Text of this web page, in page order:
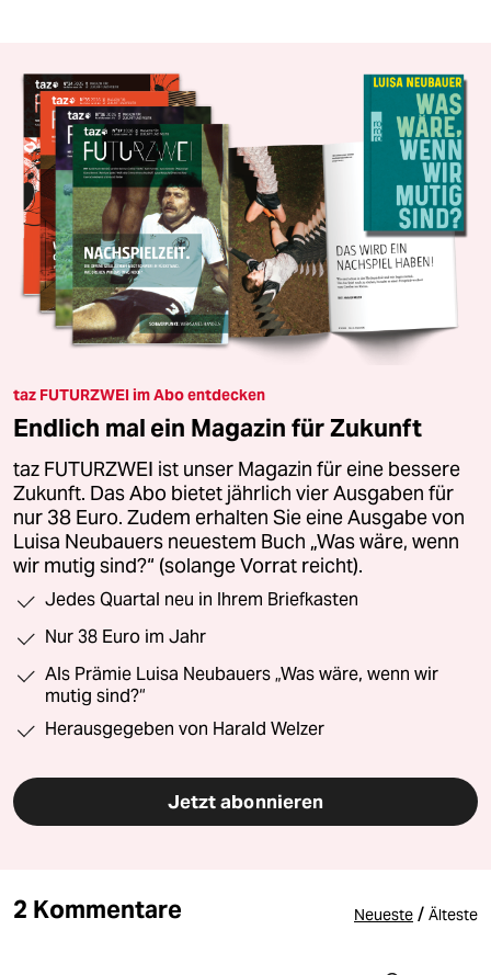
taz FUTURZWEI im Abo entdecken
Endlich mal ein Magazin für Zukunft
taz FUTURZWEI ist unser Magazin für eine bessere
Zukunft. Das Abo bietet jährlich vier Ausgaben für
nur 38 Euro. Zudem erhalten Sie eine Ausgabe von
Luisa Neubauers neuestem Buch „Was wäre, wenn
wir mutig sind?“ (solange Vorrat reicht).
Jedes Quartal neu in Ihrem Briefkasten
Nur 38 Euro im Jahr
Als Prämie Luisa Neubauers „Was wäre, wenn wir
mutig sind?“
Herausgegeben von Harald Welzer
Jetzt abonnieren
2 Kommentare Neueste / Älteste